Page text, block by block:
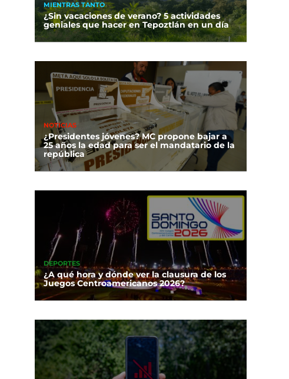
MIENTRAS TANTO
¿Sin vacaciones de verano? 5 actividades
geniales que hacer en Tepoztlán en un día
NOTICIAS
¿Presidentes jóvenes? MC propone bajar a
25 años la edad para ser el mandatario de la
república
DEPORTES
¿A qué hora y dónde ver la clausura de los
Juegos Centroamericanos 2026?